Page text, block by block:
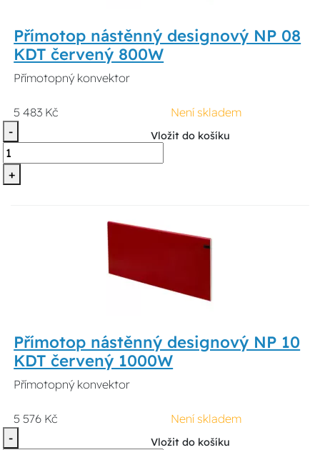
Přímotop nástěnný designový NP 08
KDT červený 800W
Přímotopný konvektor
5 483 Kč
Není skladem
-
+
Vložit do košíku
Přímotop nástěnný designový NP 10
KDT červený 1000W
Přímotopný konvektor
5 576 Kč
Není skladem
-
Vložit do košíku